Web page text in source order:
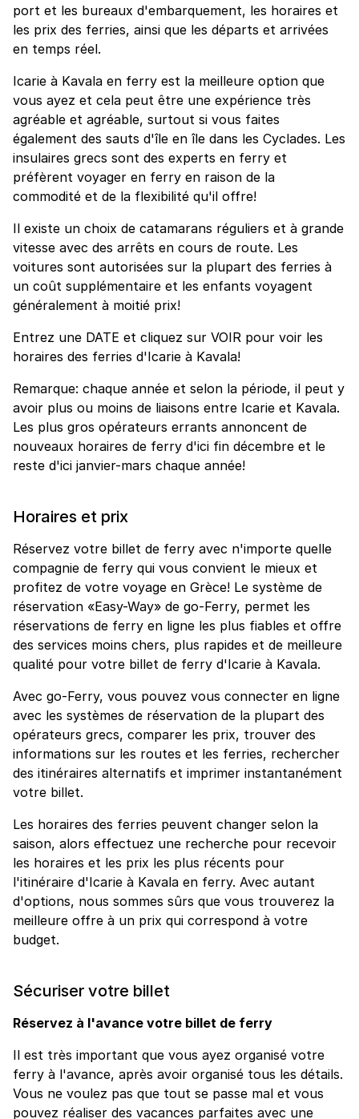
port et les bureaux d'embarquement, les horaires et
les prix des ferries, ainsi que les départs et arrivées
en temps réel.
Icarie à Kavala en ferry est la meilleure option que
vous ayez et cela peut être une expérience très
agréable et agréable, surtout si vous faites
également des sauts d'île en île dans les Cyclades. Les
insulaires grecs sont des experts en ferry et
préfèrent voyager en ferry en raison de la
commodité et de la flexibilité qu'il offre!
Il existe un choix de catamarans réguliers et à grande
vitesse avec des arrêts en cours de route. Les
voitures sont autorisées sur la plupart des ferries à
un coût supplémentaire et les enfants voyagent
généralement à moitié prix!
Entrez une DATE et cliquez sur VOIR pour voir les
horaires des ferries d'Icarie à Kavala!
Remarque: chaque année et selon la période, il peut y
avoir plus ou moins de liaisons entre Icarie et Kavala.
Les plus gros opérateurs errants annoncent de
nouveaux horaires de ferry d'ici fin décembre et le
reste d'ici janvier-mars chaque année!
Horaires et prix
Réservez votre billet de ferry avec n'importe quelle
compagnie de ferry qui vous convient le mieux et
profitez de votre voyage en Grèce! Le système de
réservation «Easy-Way» de go-Ferry, permet les
réservations de ferry en ligne les plus fiables et offre
des services moins chers, plus rapides et de meilleure
qualité pour votre billet de ferry d'Icarie à Kavala.
Avec go-Ferry, vous pouvez vous connecter en ligne
avec les systèmes de réservation de la plupart des
opérateurs grecs, comparer les prix, trouver des
informations sur les routes et les ferries, rechercher
des itinéraires alternatifs et imprimer instantanément
votre billet.
Les horaires des ferries peuvent changer selon la
saison, alors effectuez une recherche pour recevoir
les horaires et les prix les plus récents pour
l'itinéraire d'Icarie à Kavala en ferry. Avec autant
d'options, nous sommes sûrs que vous trouverez la
meilleure offre à un prix qui correspond à votre
budget.
Sécuriser votre billet
Réservez à l'avance votre billet de ferry
Il est très important que vous ayez organisé votre
ferry à l'avance, après avoir organisé tous les détails.
Vous ne voulez pas que tout se passe mal et vous
pouvez réaliser des vacances parfaites avec une